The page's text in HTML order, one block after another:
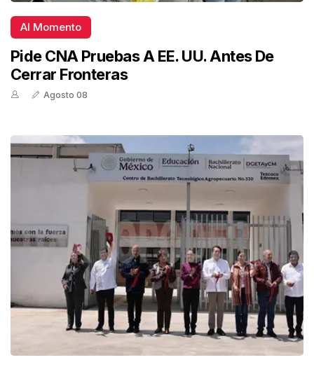
Al Momento
Pide CNA Pruebas A EE. UU. Antes De
Cerrar Fronteras
Agosto 08